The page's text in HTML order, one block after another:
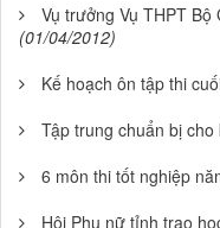
Vụ trưởng Vụ THPT
(01/04/2012)
Kế hoạch ôn tập thi
Tập trung chuẩn bị cho
6 môn thi tốt nghiệp
Hội Phụ nữ tỉnh trao